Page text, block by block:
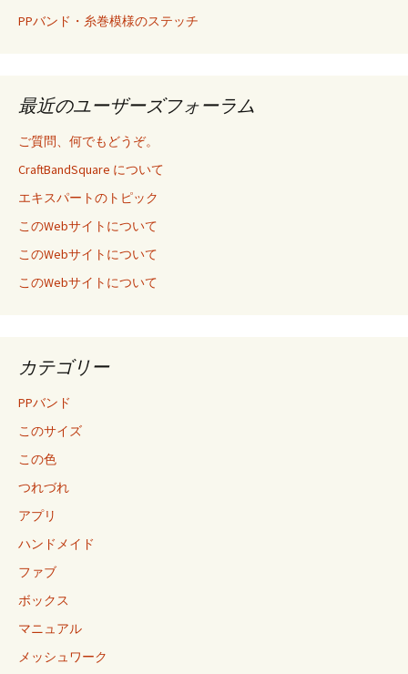
PPバンド・糸巻模様のステッチ
最近のユーザーズフォーラム
ご質問、何でもどうぞ。
CraftBandSquare について
エキスパートのトピック
このWebサイトについて
このWebサイトについて
このWebサイトについて
カテゴリー
PPバンド
このサイズ
この色
つれづれ
アプリ
ハンドメイド
ファブ
ボックス
マニュアル
メッシュワーク